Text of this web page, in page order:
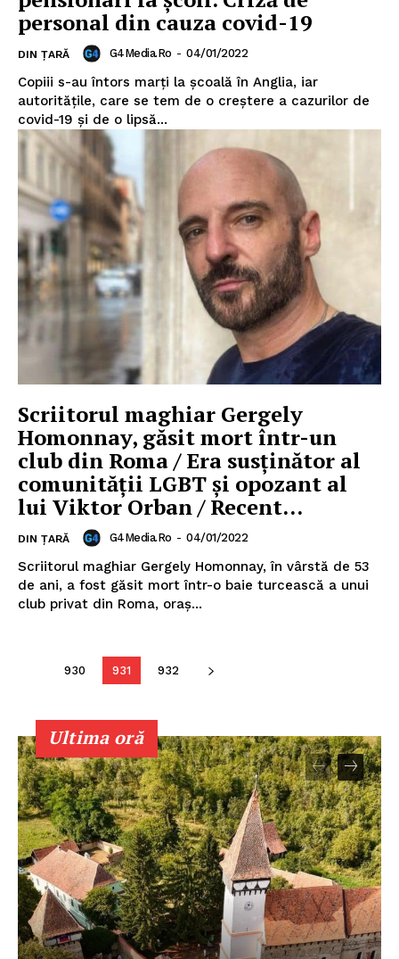
FREEDOM HOUSE ROMÂNIA
PRESShub
Despre noi / Echipa
Proiecte editoriale
Rețea
Contact
personal din cauza covid-19
DIN ȚARĂ G4Media.ro - 04/01/2022
Copiii s-au întors marţi la şcoală în Anglia, iar
autorităţile, care se tem de o creştere a cazurilor de
covid-19 şi de o lipsă...
Scriitorul maghiar Gergely
Homonnay, găsit mort într-un
club din Roma / Era susținător al
comunității LGBT și opozant al
lui Viktor Orban / Recent...
DIN ȚARĂ G4Media.ro - 04/01/2022
Scriitorul maghiar Gergely Homonnay, în vârstă de 53
de ani, a fost găsit mort într-o baie turcească a unui
club privat din Roma, oraș...
930 931 932
Ultima oră